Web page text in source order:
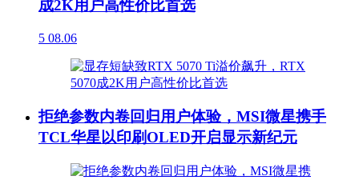
成2K用户高性价比首选
5 08.06
拒绝参数内卷回归用户体验，MSI微星携手
TCL华星以印刷OLED开启显示新纪元